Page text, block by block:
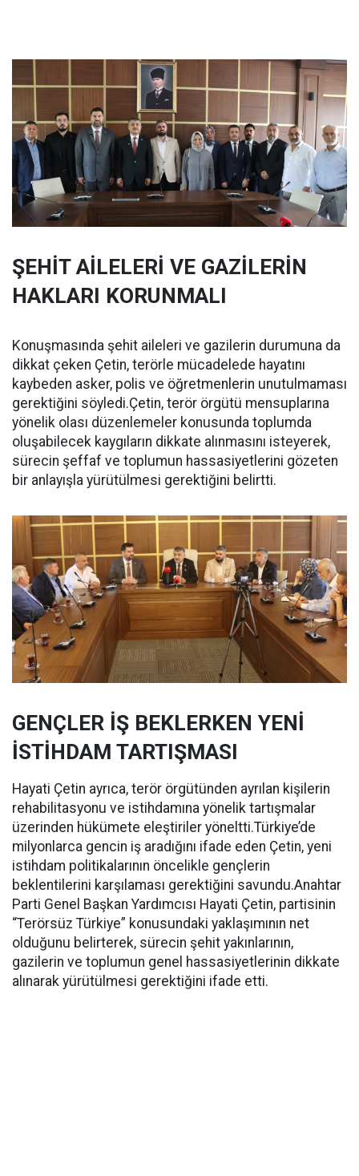
ŞEHİT AİLELERİ VE GAZİLERİN
HAKLARI KORUNMALI
Konuşmasında şehit aileleri ve gazilerin durumuna da
dikkat çeken Çetin, terörle mücadelede hayatını
kaybeden asker, polis ve öğretmenlerin unutulmaması
gerektiğini söyledi.Çetin, terör örgütü mensuplarına
yönelik olası düzenlemeler konusunda toplumda
oluşabilecek kaygıların dikkate alınmasını isteyerek,
sürecin şeffaf ve toplumun hassasiyetlerini gözeten
bir anlayışla yürütülmesi gerektiğini belirtti.
GENÇLER İŞ BEKLERKEN YENİ
İSTİHDAM TARTIŞMASI
Hayati Çetin ayrıca, terör örgütünden ayrılan kişilerin
rehabilitasyonu ve istihdamına yönelik tartışmalar
üzerinden hükümete eleştiriler yöneltti.Türkiye’de
milyonlarca gencin iş aradığını ifade eden Çetin, yeni
istihdam politikalarının öncelikle gençlerin
beklentilerini karşılaması gerektiğini savundu.Anahtar
Parti Genel Başkan Yardımcısı Hayati Çetin, partisinin
“Terörsüz Türkiye” konusundaki yaklaşımının net
olduğunu belirterek, sürecin şehit yakınlarının,
gazilerin ve toplumun genel hassasiyetlerinin dikkate
alınarak yürütülmesi gerektiğini ifade etti.